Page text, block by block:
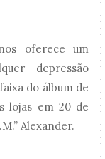
oferece um
depressão
do álbum de
lojas em 20 de
Alexander.